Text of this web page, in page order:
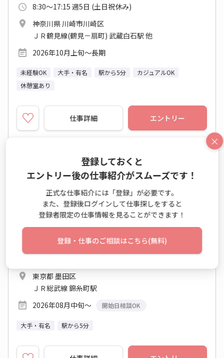
8:30～17:15 週5日 (土日祝休み)
神奈川県 川崎市川崎区
ＪＲ鶴見線(鶴見－扇町) 武蔵白石駅 他
2026年10月上旬～長期
未経験OK 大手・有名 駅から5分
カジュアルOK
休憩室あり
仕事詳細 エントリー
NEW
正社員
50代活躍中【未経験×正社員】金融事務センタ
ー・リーダー職
一般事務・OA事務 / 金融事務（銀行関連）
年収 373万円～580万円
東京都 墨田区
ＪＲ総武線 錦糸町駅
2026年08月中旬～
開始日相談OK
大手・有名 駅から5分
×
登録しておくと
エントリー後の仕事紹介がスムーズです！
正式な仕事紹介には「登録」が必要です。
また、登録後ログインして仕事探しをすると
登録者限定の仕事情報を見ることができます！
登録・仕事のご相談はこちら(無料)